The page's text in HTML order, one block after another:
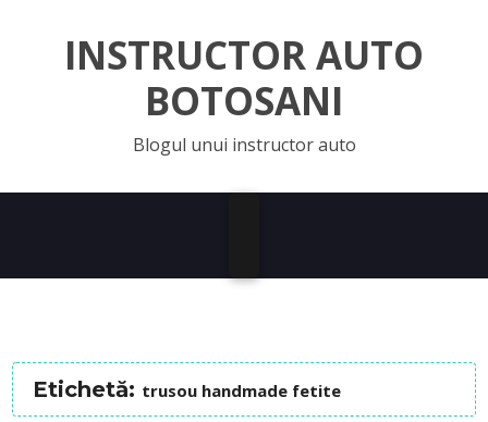
INSTRUCTOR AUTO
BOTOSANI
Blogul unui instructor auto
Etichetă: trusou handmade fetite